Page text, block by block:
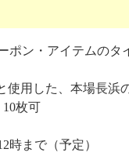
ポン・アイテムのタ
使用した、本場長
枚可
時まで（予定）